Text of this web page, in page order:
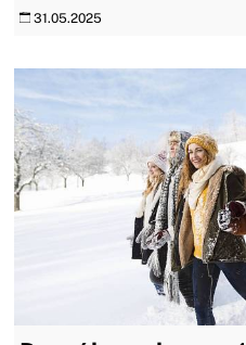
31.05.2025